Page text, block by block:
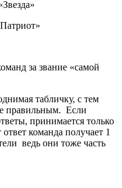
за звание «самой
табличку, с тем
правильным. Если
принимается только
команда получает 1
ведь они тоже часть